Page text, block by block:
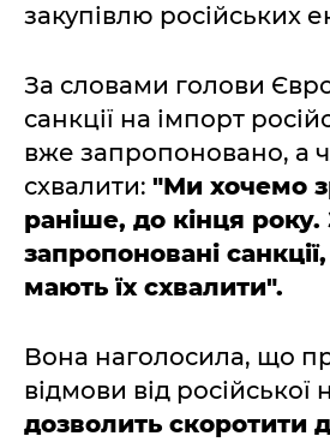
закупівлю російських
За словами голови
санкції на імпорт
вже запропоновано, а
схвалити: "Ми хочемо
раніше, до кінця року.
запропоновані
мають їх схвалити".
Вона наголосила, що
відмови від російської
дозволить скоротити